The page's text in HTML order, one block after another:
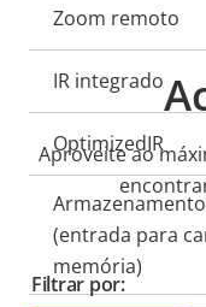
propriedade
Zoom remoto
IR integrado
OptimizedIR
(entrada para
memória)
Aproveite ao
Filtrar por: